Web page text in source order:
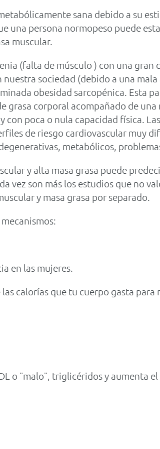
sana debido a su
una persona normopeso puede
muscular.
(falta de músculo ) con una gran
sociedad (debido a una
obesidad sarcopénica. Esta
grasa corporal acompañado de una
poca o nula capacidad física.
de riesgo cardiovascular muy
metabólicos,
y alta masa grasa puede
vez son más los estudios que no
y masa grasa por separado.
en las mujeres.
calorías que tu cuerpo gasta para
o ¨malo¨, triglicéridos y aumenta